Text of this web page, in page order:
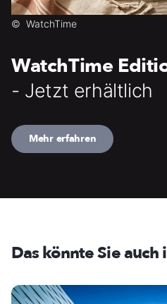
© WatchTime
WatchTime
- Jetzt erhältlich
Mehr erfahren
Das könnte Sie auch